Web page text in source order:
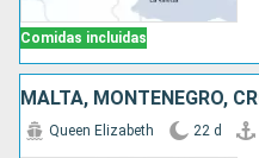
Comidas incluidas
Queen Elizabeth 22 d